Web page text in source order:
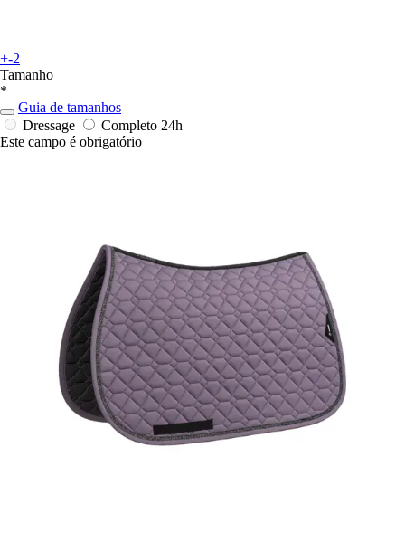
+-2
Tamanho
*
Guia de tamanhos
Dressage
Completo 24h
Este campo é obrigatório